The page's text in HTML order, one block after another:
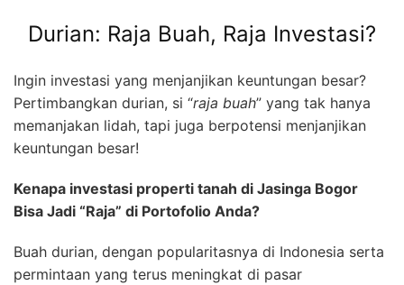
Alpukat
Durian: Raja Buah, Raja Investasi?
Ingin investasi yang menjanjikan keuntungan besar?
Pertimbangkan durian, si “raja buah” yang tak hanya
memanjakan lidah, tapi juga berpotensi menjanjikan
keuntungan besar!
Kenapa investasi properti tanah di Jasinga Bogor
Bisa Jadi “Raja” di Portofolio Anda?
Buah durian, dengan popularitasnya di Indonesia serta
permintaan yang terus meningkat di pasar